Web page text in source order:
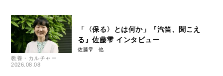
教養・カルチャー
2026.08.08
「〈保る〉とは何か」『汽笛、聞こえ
る』佐藤雫 インタビュー
佐藤雫